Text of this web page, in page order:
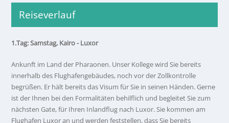
Reiseverlauf
1.Tag: Samstag, Kairo - Luxor
Ankunft im Land der Pharaonen. Unser Kollege wird Sie bereits
innerhalb des Flughafengebäudes, noch vor der Zollkontrolle
begrüßen. Er hält bereits das Visum für Sie in seinen Händen. Gerne
ist der Ihnen bei den Formalitäten behilflich und begleitet Sie zum
nächsten Gate, für Ihren Inlandflug nach Luxor. Sie kommen am
Flughafen Luxor an und werden feststellen, dass Sie bereits